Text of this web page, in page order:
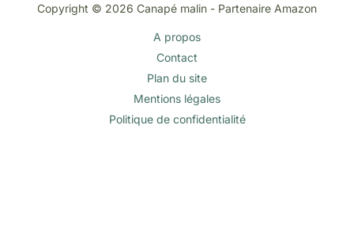
Copyright © 2026 Canapé malin - Partenaire Amazon
A propos
Contact
Plan du site
Mentions légales
Politique de confidentialité